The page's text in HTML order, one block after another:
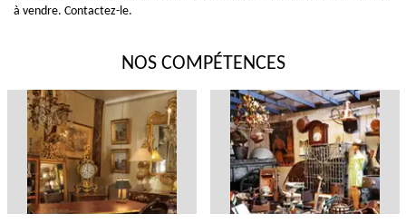
à vendre. Contactez-le.
NOS COMPÉTENCES